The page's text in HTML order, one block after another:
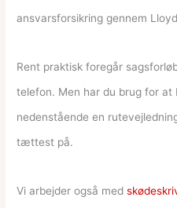
ansvarsforsikring gennem
Rent praktisk foregår
telefon. Men har du brug for at
nedenstående en
tættest på.
Vi arbejder også med